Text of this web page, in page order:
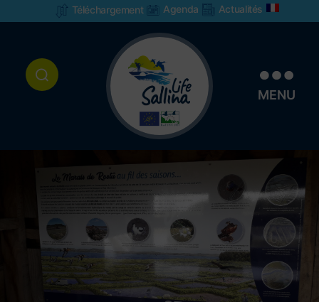
Téléchargement Agenda Actualités
Sallina
MENU